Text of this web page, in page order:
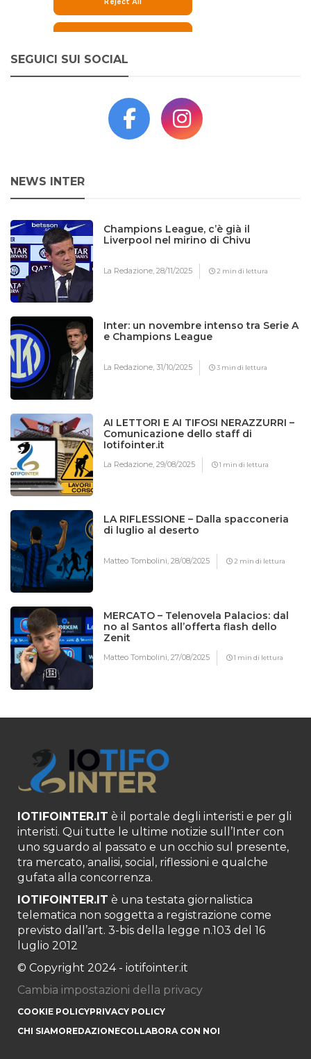
SEGUICI SUI SOCIAL
NEWS INTER
Champions League, c’è già il
Liverpool nel mirino di Chivu
La Redazione,28/11/2025 2 min di lettura
Inter: un novembre intenso tra Serie A
e Champions League
La Redazione,31/10/2025 3 min di lettura
AI LETTORI E AI TIFOSI NERAZZURRI –
Comunicazione dello staff di
Iotifointer.it
La Redazione,29/08/2025 1 min di lettura
LA RIFLESSIONE – Dalla spacconeria
di luglio al deserto
Matteo Tombolini,28/08/2025 2 min di lettura
MERCATO – Telenovela Palacios: dal
no al Santos all’offerta flash dello
Zenit
Matteo Tombolini,27/08/2025 1 min di lettura
IOTIFOINTER.IT è il portale degli interisti e per gli
interisti. Qui tutte le ultime notizie sull’Inter con
uno sguardo al passato e un occhio sul presente,
tra mercato, analisi, social, riflessioni e qualche
gufata alla concorrenza.
IOTIFOINTER.IT è una testata giornalistica
telematica non soggetta a registrazione come
previsto dall’art. 3-bis della legge n.103 del 16
luglio 2012
© Copyright 2024 - iotifointer.it
Cambia impostazioni della privacy
COOKIE POLICYPRIVACY POLICY
CHI SIAMOREDAZIONECOLLABORA CON NOI